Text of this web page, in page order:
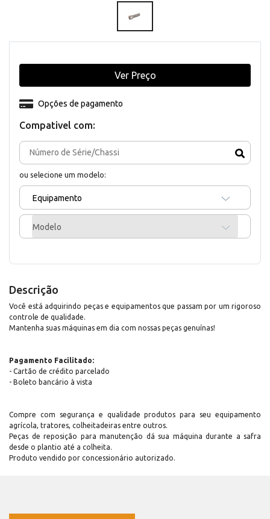
Compativel com:
ou selecione um modelo:
Equipamento
Modelo
Opções de pagamento
Ver Preço
Descrição
Você está adquirindo peças e equipamentos que passam por um rigoroso
controle de qualidade.
Mantenha suas máquinas em dia com nossas peças genuínas!
Pagamento Facilitado:
- Cartão de crédito parcelado
- Boleto bancário à vista
Compre com segurança e qualidade produtos para seu equipamento
agrícola, tratores, colheitadeiras entre outros.
Peças de reposição para manutenção dá sua máquina durante a safra
desde o plantio até a colheita.
Produto vendido por concessionário autorizado.